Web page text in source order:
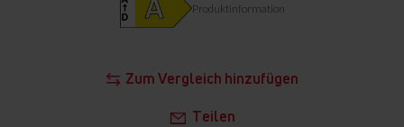
Zum Vergleich hinzufügen
Teilen
Produktinformation